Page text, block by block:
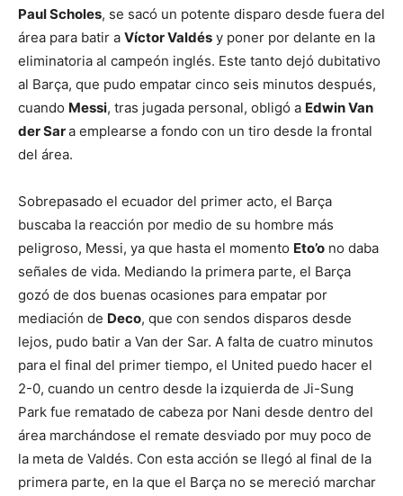
Paul Scholes, se sacó un potente disparo desde fuera del
área para batir a Víctor Valdés y poner por delante en la
eliminatoria al campeón inglés. Este tanto dejó dubitativo
al Barça, que pudo empatar cinco seis minutos después,
cuando Messi, tras jugada personal, obligó a Edwin Van
der Sara emplearse a fondo con un tiro desde la frontal
del área.
Sobrepasado el ecuador del primer acto, el Barça
buscaba la reacción por medio de su hombre más
peligroso, Messi, ya que hasta el momento Eto’o no daba
señales de vida. Mediando la primera parte, el Barça
gozó de dos buenas ocasiones para empatar por
mediación de Deco, que con sendos disparos desde
lejos, pudo batir a Van der Sar. A falta de cuatro minutos
para el final del primer tiempo, el United puedo hacer el
2-0, cuando un centro desde la izquierda de Ji-Sung
Park fue rematado de cabeza por Nani desde dentro del
área marchándose el remate desviado por muy poco de
la meta de Valdés. Con esta acción se llegó al final de la
primera parte, en la que el Barça no se mereció marchar